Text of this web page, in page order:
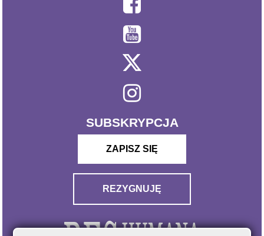
SUBSKRYPCJA
ZAPISZ SIĘ
REZYGNUJĘ